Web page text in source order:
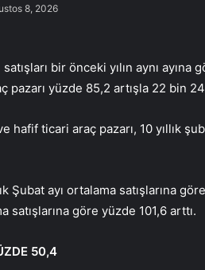
8, 2026
bir önceki yılın aynı
pazarı yüzde 85,2 artışla 22 bin
hafif ticari araç pazarı, 10 yıllık
Şubat ayı ortalama satışlarına
satışlarına göre yüzde 101,6 arttı.
50,4